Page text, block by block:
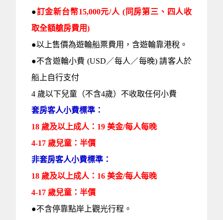
●訂金新台幣15,000元/人 (同房第三、四人收
取全額艙房費用)
●以上售價為遊輪船票費用，含遊輪靠港稅。
●不含遊輪小費 (USD／每人／每晚) 請客人於
船上自行支付
4 歲以下兒童（不含4歲）不收取任何小費
套房客人小費標準：
18 歲及以上成人：19 美金/每人每晚
4-17 歲兒童：半價
非套房客人小費標準：
18 歲及以上成人：16 美金/每人每晚
4-17 歲兒童：半價
●不含停靠點岸上觀光行程。